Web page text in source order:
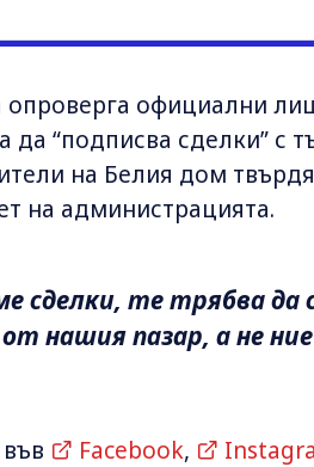
официални
“подписва сделки” с
на Белия дом
на администрацията.
сделки, те трябва
нашия пазар, а не
Facebook,